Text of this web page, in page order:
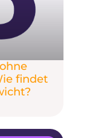
findet